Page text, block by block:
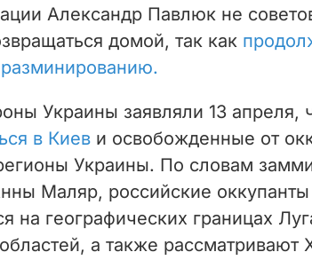
Александр Павлюк не
домой, так как
Украины заявляли 13 апреля,
в Киев и освобожденные от
Украины. По словам
Маляр, российские
на географических границах
а также рассматривают